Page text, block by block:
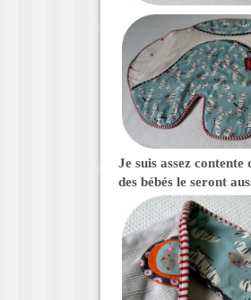
Je suis assez
des bébés le seront